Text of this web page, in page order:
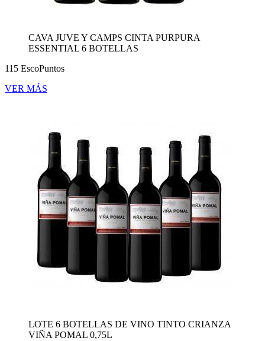
CAVA JUVE Y CAMPS CINTA PURPURA
ESSENTIAL 6 BOTELLAS
115 EscoPuntos
VER MÁS
LOTE 6 BOTELLAS DE VINO TINTO CRIANZA
VIÑA POMAL 0,75L